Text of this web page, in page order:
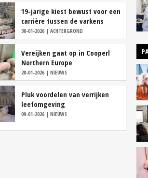
19-jarige kiest bewust voor een
carrière tussen de varkens
30-01-2026 | ACHTERGROND
Vereijken gaat op in Cooperl
Northern Europe
20-01-2026 | NIEUWS
Pluk voordelen van verrijken
leefomgeving
09-01-2026 | NIEUWS